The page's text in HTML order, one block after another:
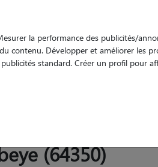
(64350)
la performance des publicités/
contenu. Développer et améliorer les
standard. Créer un profil pour